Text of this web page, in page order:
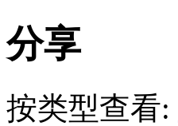
分享
按类型查看: